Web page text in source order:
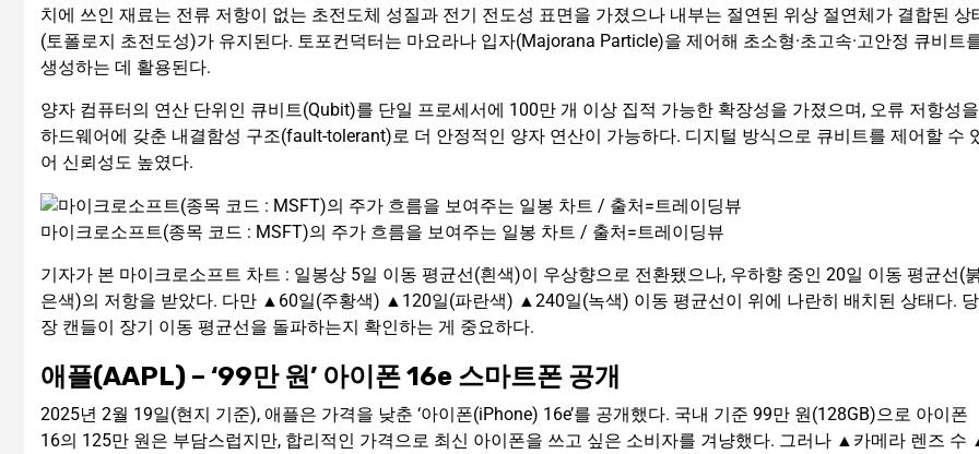
치에 쓰인 재료는 전류 저항이 없는 초전도체 성질과 전기 전도성 표면을 가졌으나 내부는 절연된 위상 절연체가 결합된 상
(토폴로지 초전도성)가 유지된다. 토포컨덕터는 마요라나 입자(Majorana Particle)을 제어해 초소형·초고속·고안정 큐비트
생성하는 데 활용된다.
양자 컴퓨터의 연산 단위인 큐비트(Qubit)를 단일 프로세서에 100만 개 이상 집적 가능한 확장성을 가졌으며, 오류 저항성을
하드웨어에 갖춘 내결함성 구조(fault-tolerant)로 더 안정적인 양자 연산이 가능하다. 디지털 방식으로 큐비트를 제어할 수
어 신뢰성도 높였다.
마이크로소프트(종목 코드 : MSFT)의 주가 흐름을 보여주는 일봉 차트 / 출처=트레이딩뷰
기자가 본 마이크로소프트 차트 : 일봉상 5일 이동 평균선(흰색)이 우상향으로 전환됐으나, 우하향 중인 20일 이동 평균선(
은색)의 저항을 받았다. 다만 ▲60일(주황색) ▲120일(파란색) ▲240일(녹색) 이동 평균선이 위에 나란히 배치된 상태다. 당
장 캔들이 장기 이동 평균선을 돌파하는지 확인하는 게 중요하다.
애플(AAPL) – ‘99만 원’ 아이폰 16e 스마트폰 공개
2025년 2월 19일(현지 기준), 애플은 가격을 낮춘 ‘아이폰(iPhone) 16e’를 공개했다. 국내 기준 99만 원(128GB)으로 아이폰
16의 125만 원은 부담스럽지만, 합리적인 가격으로 최신 아이폰을 쓰고 싶은 소비자를 겨냥했다. 그러나 ▲카메라 렌즈 수